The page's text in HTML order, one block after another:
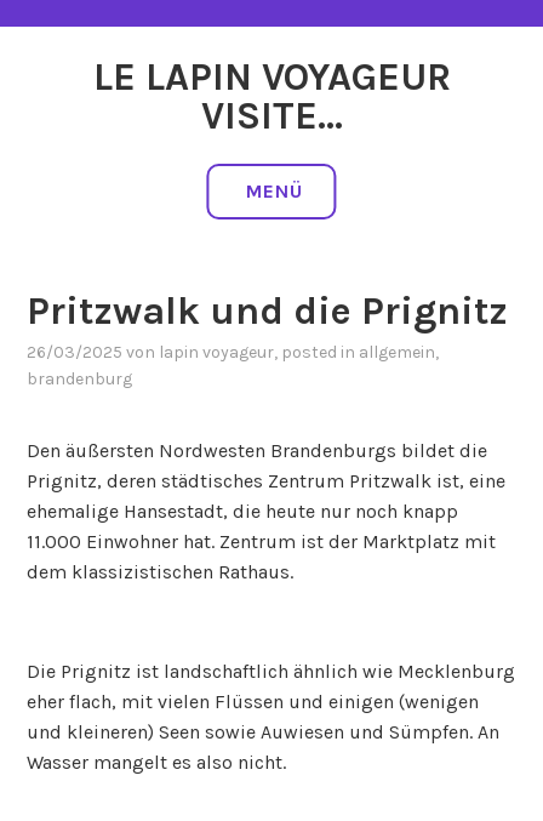
LE LAPIN VOYAGEUR
VISITE…
MENÜ
Pritzwalk und die Prignitz
26/03/2025 von lapin voyageur, posted in allgemein,
brandenburg
Den äußersten Nordwesten Brandenburgs bildet die
Prignitz, deren städtisches Zentrum Pritzwalk ist, eine
ehemalige Hansestadt, die heute nur noch knapp
11.000 Einwohner hat. Zentrum ist der Marktplatz mit
dem klassizistischen Rathaus.
Die Prignitz ist landschaftlich ähnlich wie Mecklenburg
eher flach, mit vielen Flüssen und einigen (wenigen
und kleineren) Seen sowie Auwiesen und Sümpfen. An
Wasser mangelt es also nicht.